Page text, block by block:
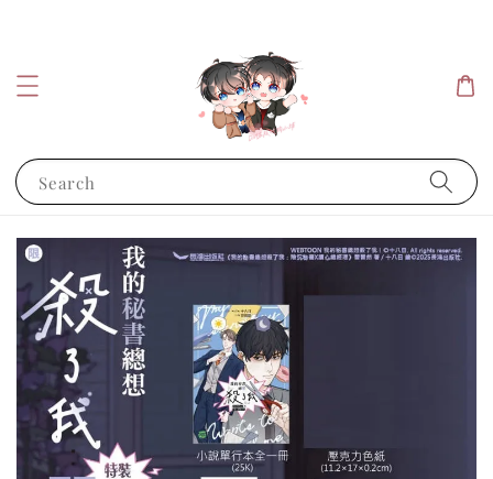
Search